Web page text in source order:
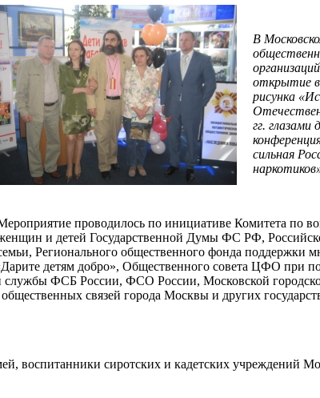
В
организаций
открытие
рисунка «
гг. глазами
сильная
проводилось по инициативе Комитета по
и детей Государственной Думы ФС РФ,
Регионального общественного фонда поддержки
детям добро», Общественного совета ЦФО при
ФСБ России, ФСО России, Московской
связей города Москвы и других
воспитанники сиротских и кадетских учреждений